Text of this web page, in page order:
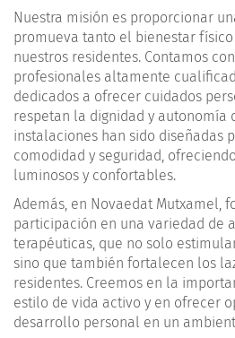
Nuestra misión es proporcionar
promueva tanto el bienestar
nuestros residentes. Contamos
profesionales altamente
dedicados a ofrecer cuidados
respetan la dignidad y autonomía
instalaciones han sido diseñadas
comodidad y seguridad,
luminosos y confortables.
Además, en Novaedat Mutxamel,
participación en una variedad de
terapéuticas, que no solo
sino que también fortalecen los
residentes. Creemos en la
estilo de vida activo y en ofrecer
desarrollo personal en un